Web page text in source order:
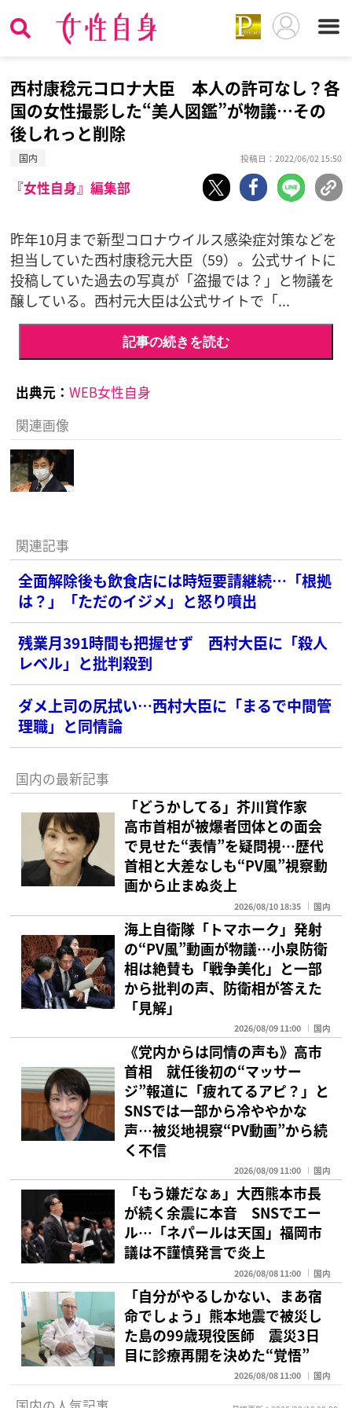
西村康稔元コロナ大臣 本人の許可なし？各
国の女性撮影した“美人図鑑”が物議…その
後しれっと削除
国内 投稿日：2022/06/02 15:50
『女性自身』編集部
昨年10月まで新型コロナウイルス感染症対策などを
担当していた西村康稔元大臣（59）。公式サイトに
投稿していた過去の写真が「盗撮では？」と物議を
醸している。西村元大臣は公式サイトで「...
記事の続きを読む
出典元： WEB女性自身
関連画像
関連記事
全面解除後も飲食店には時短要請継続…「根拠
は？」「ただのイジメ」と怒り噴出
残業月391時間も把握せず 西村大臣に「殺人
レベル」と批判殺到
ダメ上司の尻拭い…西村大臣に「まるで中間管
理職」と同情論
国内の最新記事
「どうかしてる」芥川賞作家
高市首相が被爆者団体との面会
で見せた“表情”を疑問視…歴代
首相と大差なしも“PV風”視察動
画から止まぬ炎上
2026/08/10 18:35 国内
海上自衛隊「トマホーク」発射
の“PV風”動画が物議…小泉防衛
相は絶賛も「戦争美化」と一部
から批判の声、防衛相が答えた
「見解」
2026/08/09 11:00 国内
《党内からは同情の声も》高市
首相 就任後初の“マッサー
ジ”報道に「疲れてるアピ？」と
SNSでは一部から冷ややかな
声…被災地視察“PV動画”から続
く不信
2026/08/09 11:00 国内
「もう嫌だなぁ」大西熊本市長
が続く余震に本音 SNSでエー
ル…「ネパールは天国」福岡市
議は不謹慎発言で炎上
2026/08/08 11:00 国内
「自分がやるしかない、まあ宿
命でしょう」熊本地震で被災し
た島の99歳現役医師 震災3日
目に診療再開を決めた“覚悟”
2026/08/08 11:00 国内